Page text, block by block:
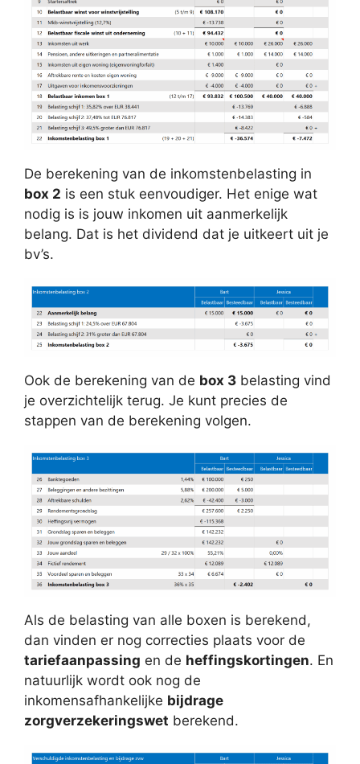
De berekening van de inkomstenbelasting in
box 2 is een stuk eenvoudiger. Het enige wat
nodig is is jouw inkomen uit aanmerkelijk
belang. Dat is het dividend dat je uitkeert uit je
bv’s.
Ook de berekening van de box 3 belasting vind
je overzichtelijk terug. Je kunt precies de
stappen van de berekening volgen.
Als de belasting van alle boxen is berekend,
dan vinden er nog correcties plaats voor de
tariefaanpassing en de heffingskortingen. En
natuurlijk wordt ook nog de
inkomensafhankelijke bijdrage
zorgverzekeringswet berekend.